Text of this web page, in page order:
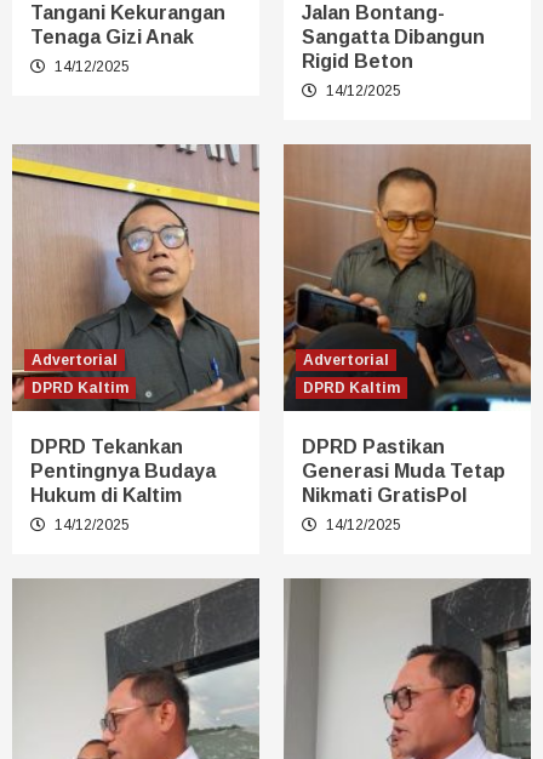
Tangani Kekurangan
Tenaga Gizi Anak
14/12/2025
Jalan Bontang-
Sangatta Dibangun
Rigid Beton
14/12/2025
Advertorial
DPRD Kaltim
DPRD Tekankan
Pentingnya Budaya
Hukum di Kaltim
14/12/2025
Advertorial
DPRD Kaltim
DPRD Pastikan
Generasi Muda Tetap
Nikmati GratisPol
14/12/2025